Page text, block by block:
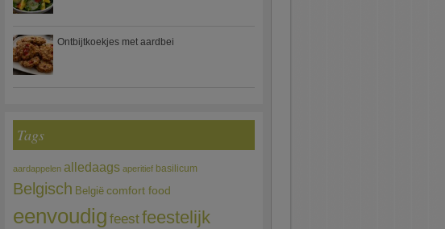
Ontbijtkoekjes met aardbei
Tags
aardappelen alledaags aperitief basilicum
Belgisch België comfort food
eenvoudig feestfeestelijk